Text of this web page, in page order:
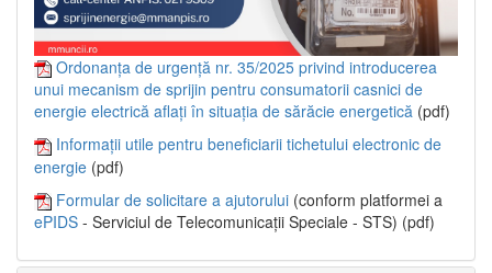
Ordonanța de urgență nr. 35/2025 privind introducerea
unui mecanism de sprijin pentru consumatorii casnici de
energie electrică aflați în situația de sărăcie energetică (pdf)
Informații utile pentru beneficiarii tichetului electronic de
energie (pdf)
Formular de solicitare a ajutorului (conform platformei a
ePIDS - Serviciul de Telecomunicații Speciale - STS) (pdf)